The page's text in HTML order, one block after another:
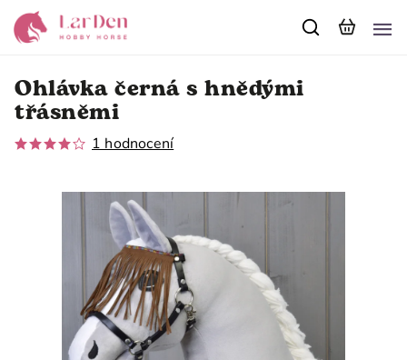
Ohlávka černá s hnědými
třásněmi
1 hodnocení